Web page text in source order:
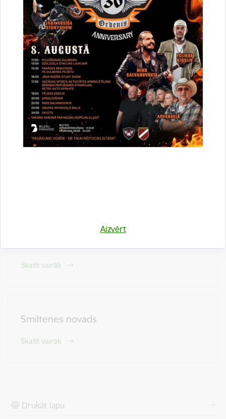
Aizvērt
Madonas novads
Skatīt vairāk
Cesvaines novads
Skatīt vairāk
Skatīt vairāk
Smiltenes novads
Skatīt vairāk
Drukāt lapu